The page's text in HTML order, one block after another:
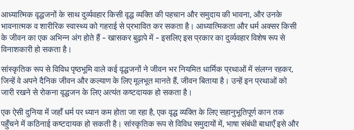
आध्यात्मिक वृद्धजनों के साथ दुर्व्यवहार किसी वृद्ध व्यक्ति की पहचान और समुदाय की भावना, और उनके
भावनात्मक व शारीरिक स्वास्थ्य को गहराई से प्रभावित कर सकता है। आध्यात्मिकता और धर्म अक्सर किसी
के जीवन का एक अभिन्न अंग होते हैं - खासकर बुढ़ापे में - इसलिए इस प्रकार का दुर्व्यवहार विशेष रूप से
विनाशकारी हो सकता है।
सांस्कृतिक रूप से विविध पृष्ठभूमि वाले कई वृद्धजनों ने जीवन भर नियमित धार्मिक प्रथाओं में संलग्न रहकर,
जिन्हें वे अपने दैनिक जीवन और कल्याण के लिए मूलभूत मानते हैं, जीवन बिताया है। उन्हें इन प्रथाओं को
जारी रखने से रोकना वृद्धजन के लिए अत्यंत कष्टदायक हो सकता है।
एक ऐसी दुनिया में जहाँ धर्म पर ध्यान कम होता जा रहा है, एक वृद्ध व्यक्ति के लिए सहानुभूतिपूर्ण कान तक
पहुँचने में कठिनाई कष्टदायक हो सकती है। सांस्कृतिक रूप से विविध समुदायों में, भाषा संबंधी बाधाएँ इसे और